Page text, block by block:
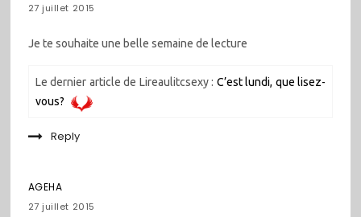
27 juillet 2015
Je te souhaite une belle semaine de lecture
Le dernier article de Lireaulitcsexy : C’est lundi, que lisez-
vous?
Reply
AGEHA
27 juillet 2015